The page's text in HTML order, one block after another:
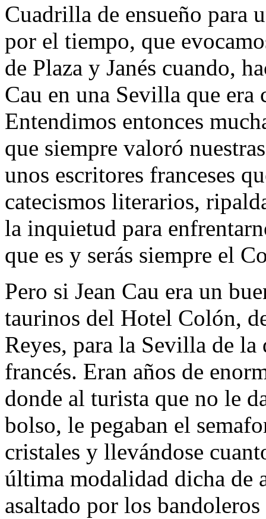
Cuadrilla de ensueño para
por el tiempo, que
de Plaza y Janés cuando,
Cau en una Sevilla que era
Entendimos entonces
que siempre valoró
unos escritores franceses
catecismos literarios,
la inquietud para
que es y serás siempre el
Pero si Jean Cau era un
taurinos del Hotel Colón,
Reyes, para la Sevilla de
francés. Eran años de
donde al turista que no le
bolso, le pegaban el
cristales y llevándose
última modalidad dicha de
asaltado por los